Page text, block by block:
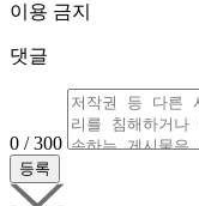
이용 금지
댓글
0 / 300